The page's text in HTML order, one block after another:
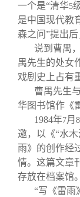
一个是“清华5
是中国现代教
森之问”提出后
说到曹禺
禺先生的处女
戏剧史上占有
曹禺先生
华图书馆作《
1984年7月 8
邀，以《“水
雨》的创作经
情。这篇文章
存放在档案馆
“写《雷雨